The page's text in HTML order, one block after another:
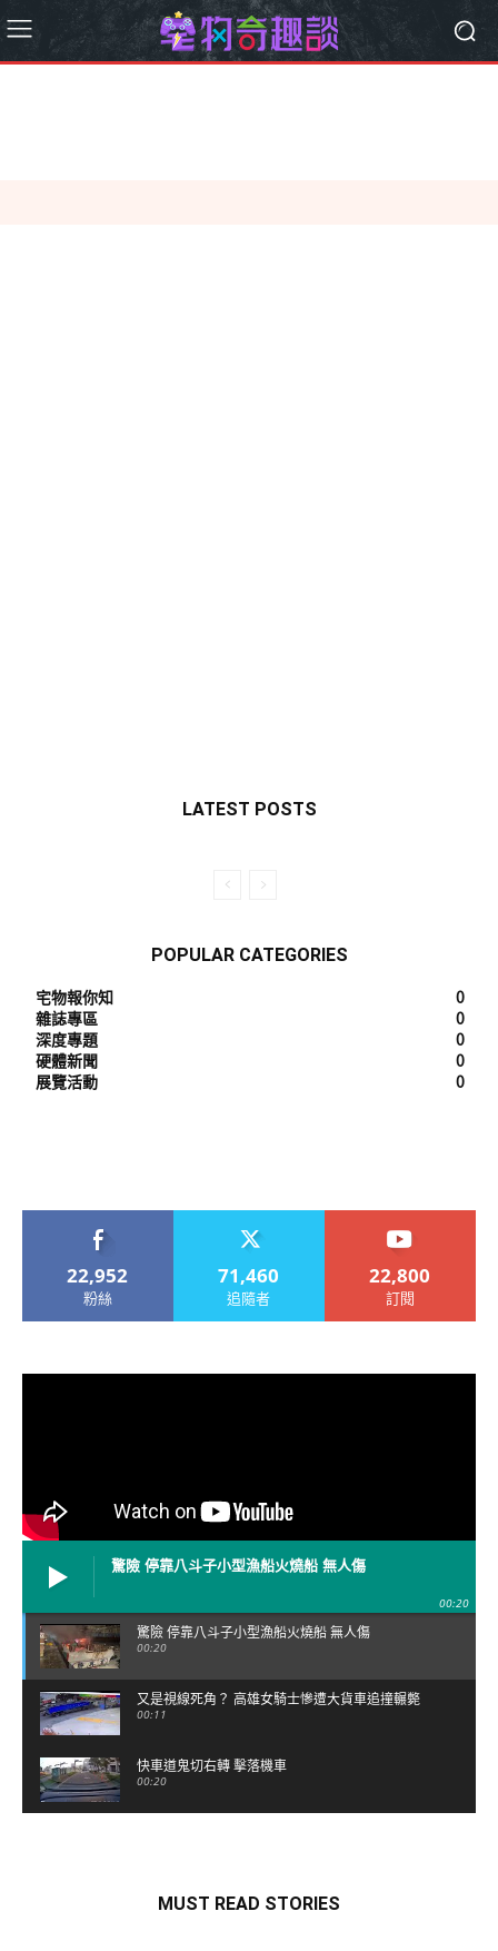
LATEST POSTS
POPULAR CATEGORIES
宅物報你知
0
雜誌專區
0
深度專題
0
硬體新聞
0
展覽活動
0
22,952
粉絲
71,460
追隨者
22,800
訂閱
驚險 停靠八斗子小型漁船火燒船 無人傷
00:20
驚險 停靠八斗子小型漁船火燒船 無人傷
00:20
又是視線死角？ 高雄女騎士慘遭大貨車追撞輾斃
00:11
快車道鬼切右轉 擊落機車
00:20
MUST READ STORIES